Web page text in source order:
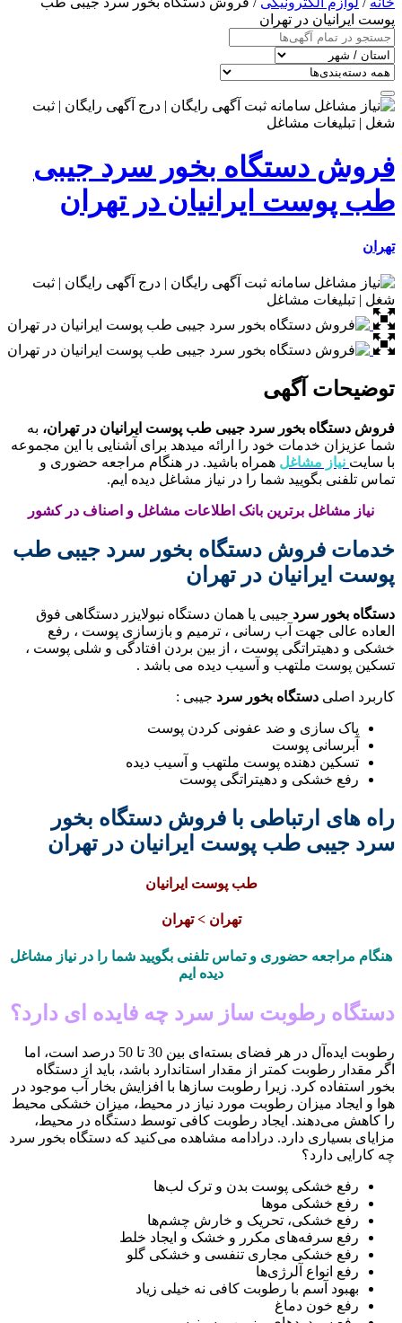
پوست ایرانیان در تهران
فروش دستگاه بخور سرد جیبی
طب پوست ایرانیان در تهران
تهران
توضیحات آگهی
فروش دستگاه بخور سرد جیبی طب پوست ایرانیان در تهران، به
شما عزیزان خدمات خود را ارائه میدهد برای آشنایی با این مجموعه
با سایتنیاز مشاغلهمراه باشید. در هنگام مراجعه حضوری و
تماس تلفنی بگویید شما را در نیاز مشاغل دیده ایم.
نیاز مشاغل برترین بانک اطلاعات مشاغل و اصناف در کشور
خدمات فروش دستگاه بخور سرد جیبی طب
پوست ایرانیان در تهران
دستگاه بخور سردجیبی یا همان دستگاه نبولایزر دستگاهی فوق
العاده عالی جهت آب رسانی ، ترمیم و بازسازی پوست ، رفع
خشکی و دهیتراتگی پوست ، از بین بردن افتادگی و شلی پوست ،
تسکین پوست ملتهب و آسیب دیده می باشد .
کاربرد اصلی دستگاه بخور سردجیبی :
پاک سازی و ضد عفونی کردن پوست
آبرسانی پوست
تسکین دهنده پوست ملتهب و آسیب دیده
رفع خشکی و دهیتراتگی پوست
راه های ارتباطی با فروش دستگاه بخور
سرد جیبی طب پوست ایرانیان در تهران
طب پوست ایرانیان
تهران > تهران
هنگام مراجعه حضوری و تماس تلفنی بگویید شما را در نیاز مشاغل
دیده ایم
دستگاه رطوبت ساز سرد چه فایده ای دارد؟
رطوبت ایده‌آل در هر فضای بسته‌ای بین 30 تا 50 درصد است، اما
اگر مقدار رطوبت کمتر از مقدار استاندارد باشد، باید از دستگاه
بخور استفاده کرد. زیرا رطوبت سازها با افزایش بخار آب موجود در
هوا و ایجاد میزان رطوبت مورد نیاز در محیط، میزان خشکی محیط
را کاهش می‌دهند. ایجاد رطوبت کافی توسط دستگاه در محیط،
مزایای بسیاری دارد. درادامه مشاهده می‌کنید که دستگاه بخور سرد
چه کارایی دارد؟
رفع خشکی پوست بدن و ترک لب‌ها
رفع خشکی موها
رفع خشکی، تحریک و خارش چشم‌ها
رفع سرفه‌های مکرر و خشک و ایجاد خلط
رفع خشکی مجاری تنفسی و خشکی گلو
رفع انواع آلرژی‌ها
بهبود آسم با رطوبت کافی نه خیلی زیاد
رفع خون دماغ